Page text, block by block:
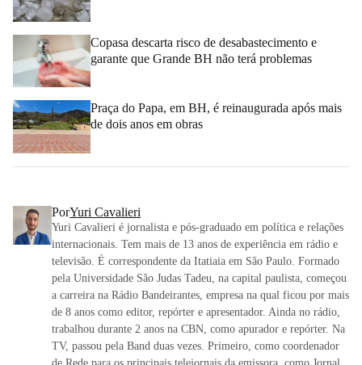
Copasa descarta risco de desabastecimento e
garante que Grande BH não terá problemas
Praça do Papa, em BH, é reinaugurada após mais
de dois anos em obras
PorYuri Cavalieri
Yuri Cavalieri é jornalista e pós-graduado em política e relações
internacionais. Tem mais de 13 anos de experiência em rádio e
televisão. É correspondente da Itatiaia em São Paulo. Formado
pela Universidade São Judas Tadeu, na capital paulista, começou
a carreira na Rádio Bandeirantes, empresa na qual ficou por mais
de 8 anos como editor, repórter e apresentador. Ainda no rádio,
trabalhou durante 2 anos na CBN, como apurador e repórter. Na
TV, passou pela Band duas vezes. Primeiro, como coordenador